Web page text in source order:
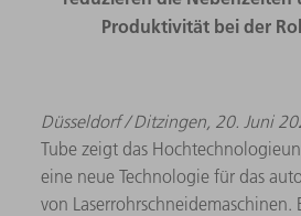
Produktivität bei der
Düsseldorf / Ditzingen, 20. Juni
Tube zeigt das
eine neue Technologie für das
von Laserrohrschneidemaschinen.